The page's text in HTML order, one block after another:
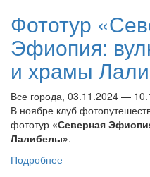
Фототур
Эфиопия:
и храмы
Все города, 03.11.2024 —
В ноябре клуб
фототур «Северная
Лалибелы».
Подробнее